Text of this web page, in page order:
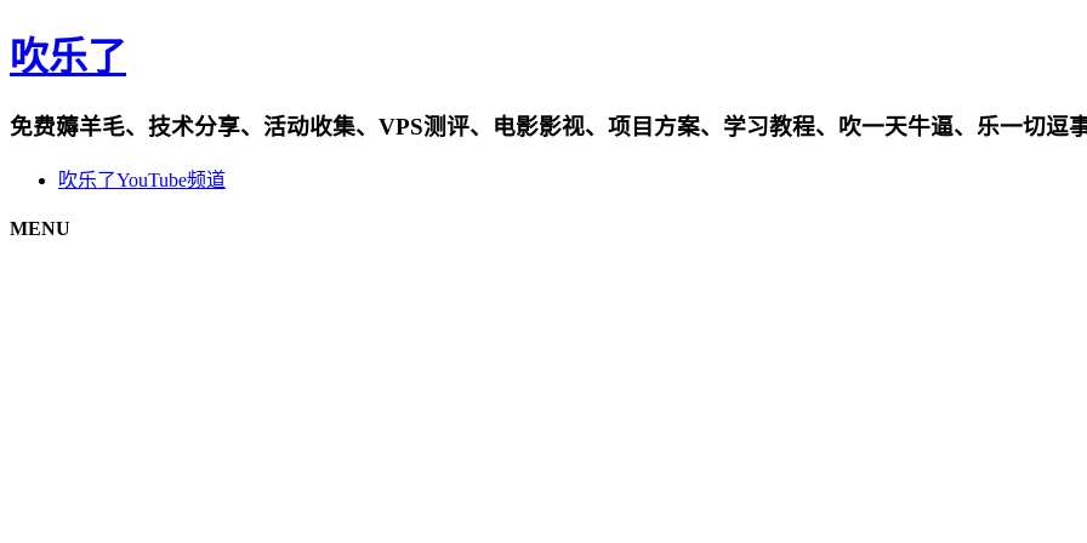
吹乐了
免费薅羊毛、技术分享、活动收集、VPS测评、电影影视、项目方案、学习教程、吹一天牛逼、乐一切逗
吹乐了YouTube频道
MENU